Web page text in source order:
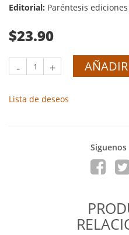
Editorial: Paréntesis ediciones
$23.90
- +
Lista de deseos
Siguenos